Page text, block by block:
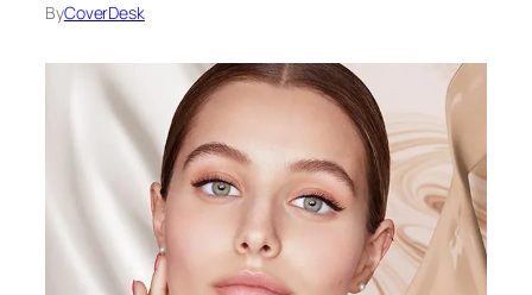
ByCoverDesk